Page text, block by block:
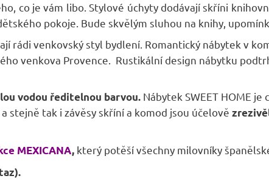
co je vám libo. Stylové úchyty dodávají skříni
pokoje. Bude skvělým sluhou na knihy,
rádi venkovský styl bydlení. Romantický nábytek v
venkova Provence. Rustikální design nábytku
vodou ředitelnou barvou. Nábytek SWEET HOME je
a stejně tak i závěsy skříní a komod jsou účelově
MEXICANA, který potěší všechny milovníky